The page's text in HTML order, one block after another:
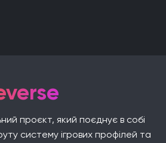
проєкт, який поєднує в собі
систему ігрових профілей та